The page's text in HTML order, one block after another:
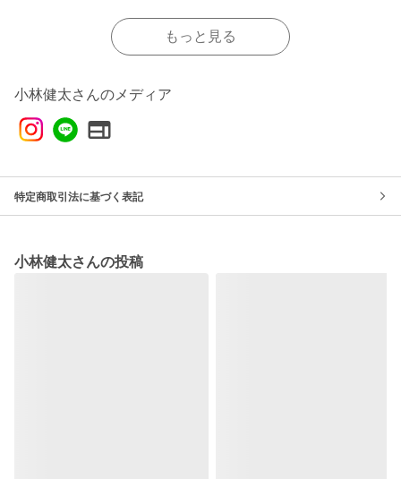
もっと見る
小林健太さんのメディア
特定商取引法に基づく表記
小林健太さんの投稿